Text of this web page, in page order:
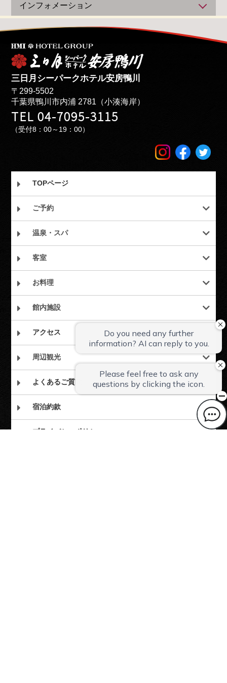
▲画像をクリックで大きく表示
インフォメーション
▲画像をクリックで大きく表示
三日月シーパークホテル安房鴨川
〒299-5502
千葉県鴨川市内浦 2781（小湊海岸）
TEL 04-7095-3115
（受付8：00～19：00）
TOPページ
ご予約
温泉・スパ
客室
お料理
館内施設
アクセス
周辺観光
よくあるご質問
宿泊約款
プライバシーポリシー